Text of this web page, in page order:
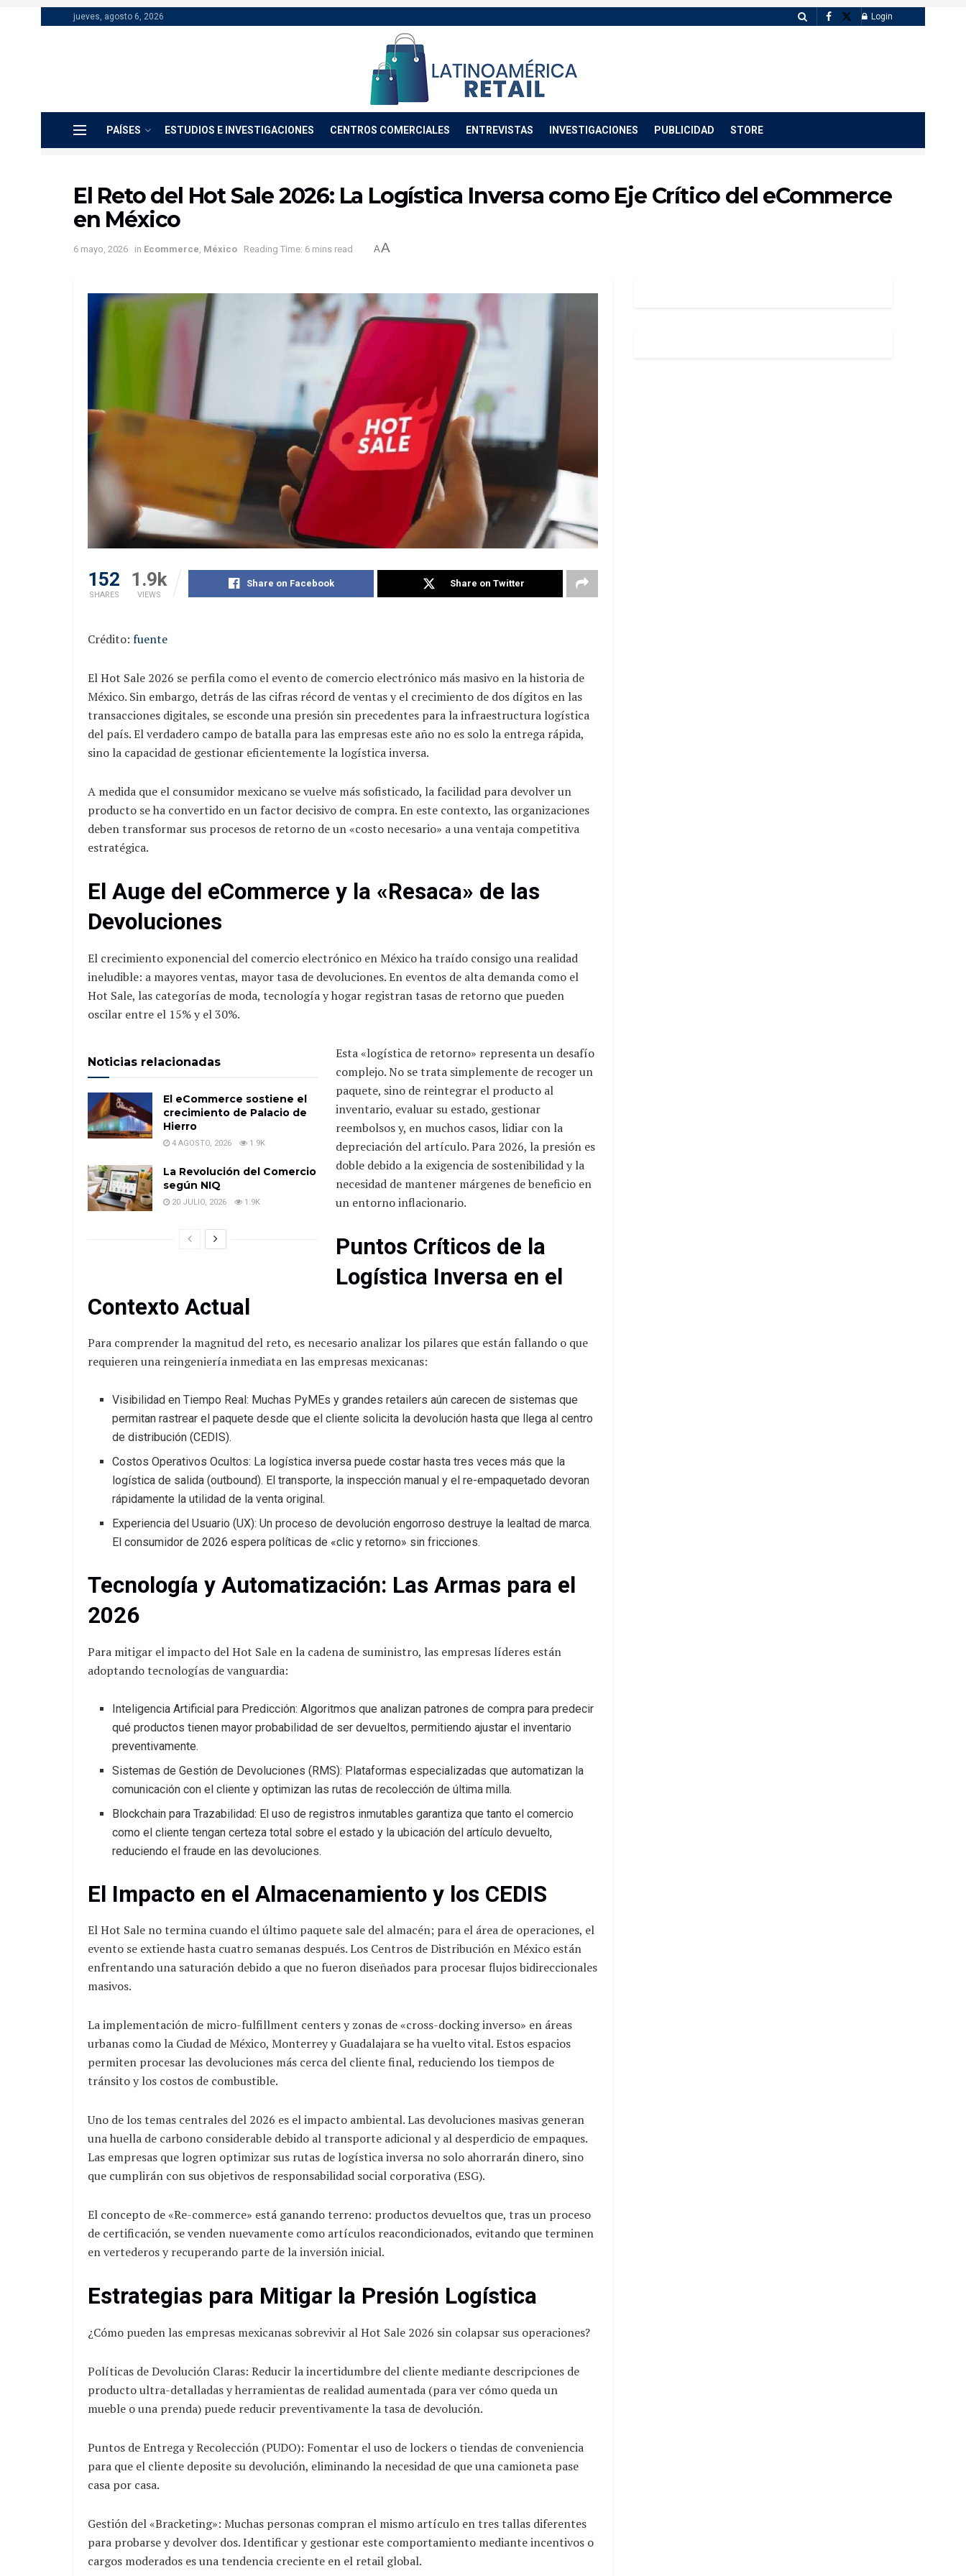
jueves, agosto 6, 2026 Login
PAÍSES ESTUDIOS E INVESTIGACIONES CENTROS COMERCIALES ENTREVISTAS INVESTIGACIONES PUBLICIDAD STORE
El Reto del Hot Sale 2026: La Logística Inversa como Eje Crítico del eCommerce
en México
6 mayo, 2026 in Ecommerce, México Reading Time: 6 mins read AA
152
SHARES
1.9k
VIEWS
Share on Facebook Share on Twitter
Crédito: fuente
El Hot Sale 2026 se perfila como el evento de comercio electrónico más masivo en la historia de
México. Sin embargo, detrás de las cifras récord de ventas y el crecimiento de dos dígitos en las
transacciones digitales, se esconde una presión sin precedentes para la infraestructura logística
del país. El verdadero campo de batalla para las empresas este año no es solo la entrega rápida,
sino la capacidad de gestionar eficientemente la logística inversa.
A medida que el consumidor mexicano se vuelve más sofisticado, la facilidad para devolver un
producto se ha convertido en un factor decisivo de compra. En este contexto, las organizaciones
deben transformar sus procesos de retorno de un «costo necesario» a una ventaja competitiva
estratégica.
El Auge del eCommerce y la «Resaca» de las
Devoluciones
El crecimiento exponencial del comercio electrónico en México ha traído consigo una realidad
ineludible: a mayores ventas, mayor tasa de devoluciones. En eventos de alta demanda como el
Hot Sale, las categorías de moda, tecnología y hogar registran tasas de retorno que pueden
oscilar entre el 15% y el 30%.
Noticias relacionadas
El eCommerce sostiene el
crecimiento de Palacio de
Hierro
4 AGOSTO, 2026 1.9K
La Revolución del Comercio
según NIQ
20 JULIO, 2026 1.9K
Esta «logística de retorno» representa un desafío
complejo. No se trata simplemente de recoger un
paquete, sino de reintegrar el producto al
inventario, evaluar su estado, gestionar
reembolsos y, en muchos casos, lidiar con la
depreciación del artículo. Para 2026, la presión es
doble debido a la exigencia de sostenibilidad y la
necesidad de mantener márgenes de beneficio en
un entorno inflacionario.
Puntos Críticos de la
Logística Inversa en el
Contexto Actual
Para comprender la magnitud del reto, es necesario analizar los pilares que están fallando o que
requieren una reingeniería inmediata en las empresas mexicanas:
Visibilidad en Tiempo Real: Muchas PyMEs y grandes retailers aún carecen de sistemas que
permitan rastrear el paquete desde que el cliente solicita la devolución hasta que llega al centro
de distribución (CEDIS).
Costos Operativos Ocultos: La logística inversa puede costar hasta tres veces más que la
logística de salida (outbound). El transporte, la inspección manual y el re-empaquetado devoran
rápidamente la utilidad de la venta original.
Experiencia del Usuario (UX): Un proceso de devolución engorroso destruye la lealtad de marca.
El consumidor de 2026 espera políticas de «clic y retorno» sin fricciones.
Tecnología y Automatización: Las Armas para el
2026
Para mitigar el impacto del Hot Sale en la cadena de suministro, las empresas líderes están
adoptando tecnologías de vanguardia:
Inteligencia Artificial para Predicción: Algoritmos que analizan patrones de compra para predecir
qué productos tienen mayor probabilidad de ser devueltos, permitiendo ajustar el inventario
preventivamente.
Sistemas de Gestión de Devoluciones (RMS): Plataformas especializadas que automatizan la
comunicación con el cliente y optimizan las rutas de recolección de última milla.
Blockchain para Trazabilidad: El uso de registros inmutables garantiza que tanto el comercio
como el cliente tengan certeza total sobre el estado y la ubicación del artículo devuelto,
reduciendo el fraude en las devoluciones.
El Impacto en el Almacenamiento y los CEDIS
El Hot Sale no termina cuando el último paquete sale del almacén; para el área de operaciones, el
evento se extiende hasta cuatro semanas después. Los Centros de Distribución en México están
enfrentando una saturación debido a que no fueron diseñados para procesar flujos bidireccionales
masivos.
La implementación de micro-fulfillment centers y zonas de «cross-docking inverso» en áreas
urbanas como la Ciudad de México, Monterrey y Guadalajara se ha vuelto vital. Estos espacios
permiten procesar las devoluciones más cerca del cliente final, reduciendo los tiempos de
tránsito y los costos de combustible.
Uno de los temas centrales del 2026 es el impacto ambiental. Las devoluciones masivas generan
una huella de carbono considerable debido al transporte adicional y al desperdicio de empaques.
Las empresas que logren optimizar sus rutas de logística inversa no solo ahorrarán dinero, sino
que cumplirán con sus objetivos de responsabilidad social corporativa (ESG).
El concepto de «Re-commerce» está ganando terreno: productos devueltos que, tras un proceso
de certificación, se venden nuevamente como artículos reacondicionados, evitando que terminen
en vertederos y recuperando parte de la inversión inicial.
Estrategias para Mitigar la Presión Logística
¿Cómo pueden las empresas mexicanas sobrevivir al Hot Sale 2026 sin colapsar sus operaciones?
Políticas de Devolución Claras: Reducir la incertidumbre del cliente mediante descripciones de
producto ultra-detalladas y herramientas de realidad aumentada (para ver cómo queda un
mueble o una prenda) puede reducir preventivamente la tasa de devolución.
Puntos de Entrega y Recolección (PUDO): Fomentar el uso de lockers o tiendas de conveniencia
para que el cliente deposite su devolución, eliminando la necesidad de que una camioneta pase
casa por casa.
Gestión del «Bracketing»: Muchas personas compran el mismo artículo en tres tallas diferentes
para probarse y devolver dos. Identificar y gestionar este comportamiento mediante incentivos o
cargos moderados es una tendencia creciente en el retail global.